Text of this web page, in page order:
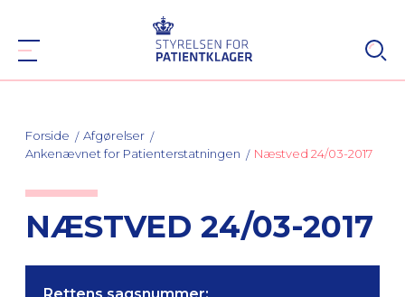
Forside
Afgørelser
Ankenævnet for Patienterstatningen
Næstved 24/03-2017
NÆSTVED 24/03-2017